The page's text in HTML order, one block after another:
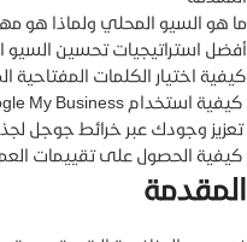
ما هو السيو المحلي ولماذا هو
أفضل استراتيجيات تحسين
كيفية اختيار الكلمات
كيفية استخدام Google My Business لتعزيز ظهورك
تعزيز وجودك عبر خرائط جوجل
كيفية الحصول على تقييمات
المقدمة